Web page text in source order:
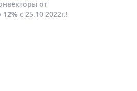
от
12% с 25.10 2022г.!